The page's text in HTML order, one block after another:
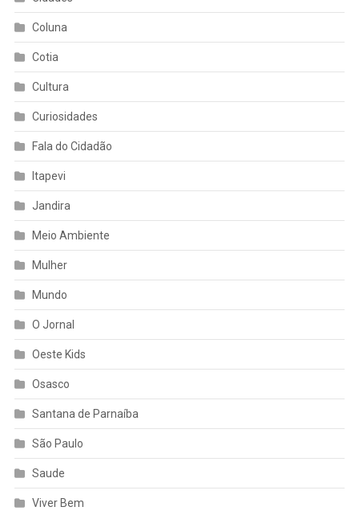
Coluna
Cotia
Cultura
Curiosidades
Fala do Cidadão
Itapevi
Jandira
Meio Ambiente
Mulher
Mundo
O Jornal
Oeste Kids
Osasco
Santana de Parnaíba
São Paulo
Saude
Viver Bem